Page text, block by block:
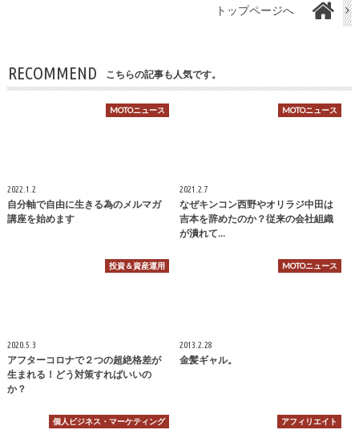
トップページへ
RECOMMEND こちらの記事も人気です。
MOTOニュース
2022.1.2
自分軸で自由に生きる為のメルマガ
講座を始めます
MOTOニュース
2021.2.7
なぜキンコン西野やオリラジ中田は
吉本を辞めたのか？従来の会社組織
が潰れて…
投資＆資産運用
2020.5.3
アフターコロナで２つの超絶格差が
生まれる！どう対策すればいいの
か？
MOTOニュース
2013.2.28
金髪ギャル。
個人ビジネス・マーケティング アフィリエイト